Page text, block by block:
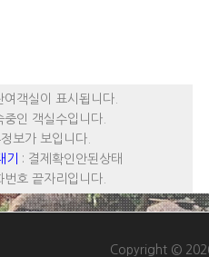
여객실이 표시됩니다.
중인 객실수입니다.
보가 보입니다.
기
: 결제확인안된상태
번호 끝자리입니다.
Copyright ©